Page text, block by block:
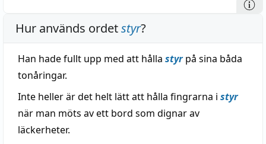
Hur används ordetstyr?
Han hade fullt upp med att hålla styrpå sina båda
tonåringar.
Inte heller är det helt lätt att hålla fingrarna i styr
när man möts av ett bord som dignar av
läckerheter.